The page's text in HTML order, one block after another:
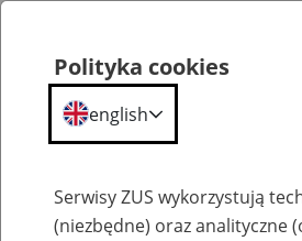
Polityka cookies
english
Serwisy ZUS wykorzystują
(niezbędne) oraz analityczne